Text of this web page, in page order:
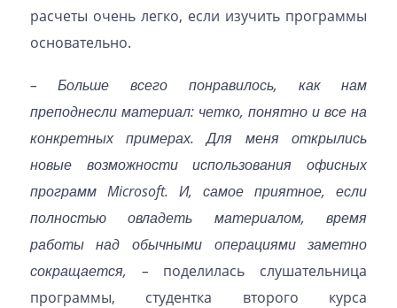
расчеты очень легко, если изучить программы
основательно.
– Больше всего понравилось, как нам
преподнесли материал: четко, понятно и все на
конкретных примерах. Для меня открылись
новые возможности использования офисных
программ Microsoft. И, самое приятное, если
полностью овладеть материалом, время
работы над обычными операциями заметно
сокращается, – поделилась слушательница
программы, студентка второго курса